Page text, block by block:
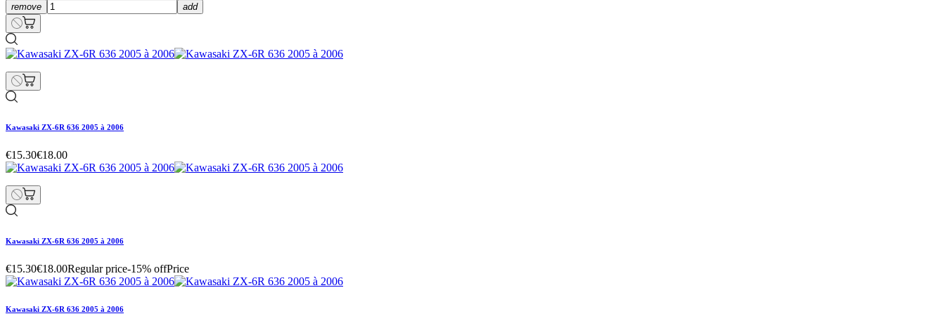
remove add
Kawasaki ZX-6R 636 2005 à 2006
€15.30€18.00
Kawasaki ZX-6R 636 2005 à 2006
€15.30€18.00Regular price-15% offPrice
Kawasaki ZX-6R 636 2005 à 2006